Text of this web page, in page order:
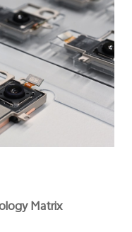
Matrix